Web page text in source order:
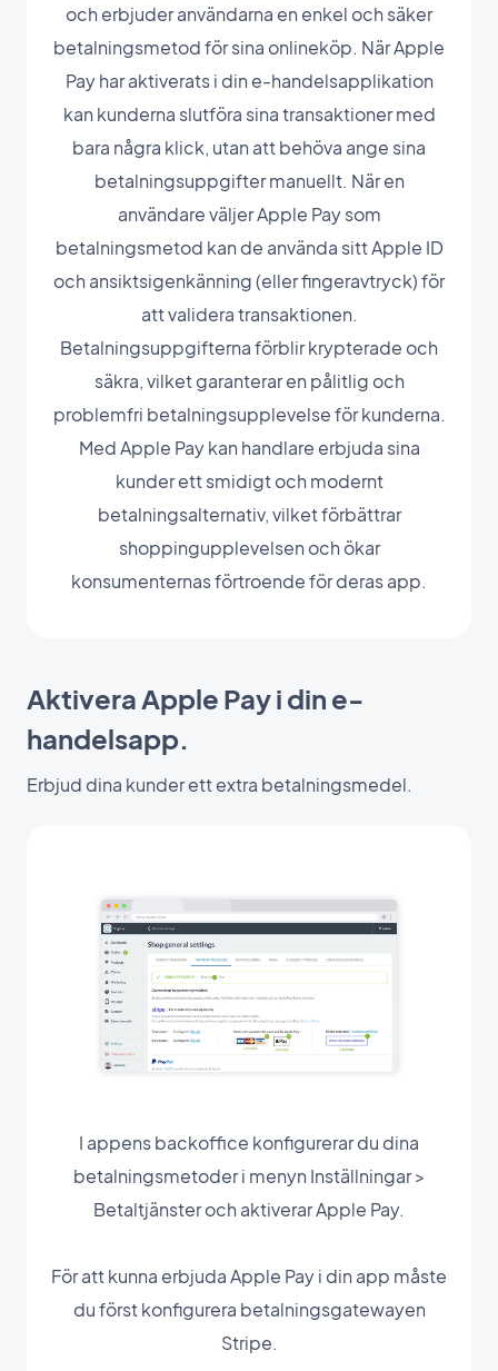
och erbjuder användarna en enkel och säker
betalningsmetod för sina onlineköp. När Apple
Pay har aktiverats i din e-handelsapplikation
kan kunderna slutföra sina transaktioner med
bara några klick, utan att behöva ange sina
betalningsuppgifter manuellt. När en
användare väljer Apple Pay som
betalningsmetod kan de använda sitt Apple ID
och ansiktsigenkänning (eller fingeravtryck) för
att validera transaktionen.
Betalningsuppgifterna förblir krypterade och
säkra, vilket garanterar en pålitlig och
problemfri betalningsupplevelse för kunderna.
Med Apple Pay kan handlare erbjuda sina
kunder ett smidigt och modernt
betalningsalternativ, vilket förbättrar
shoppingupplevelsen och ökar
konsumenternas förtroende för deras app.
Aktivera Apple Pay i din e-
handelsapp.
Erbjud dina kunder ett extra betalningsmedel.
I appens backoffice konfigurerar du dina
betalningsmetoder i menyn Inställningar >
Betaltjänster och aktiverar Apple Pay.
För att kunna erbjuda Apple Pay i din app måste
du först konfigurera betalningsgatewayen
Stripe.